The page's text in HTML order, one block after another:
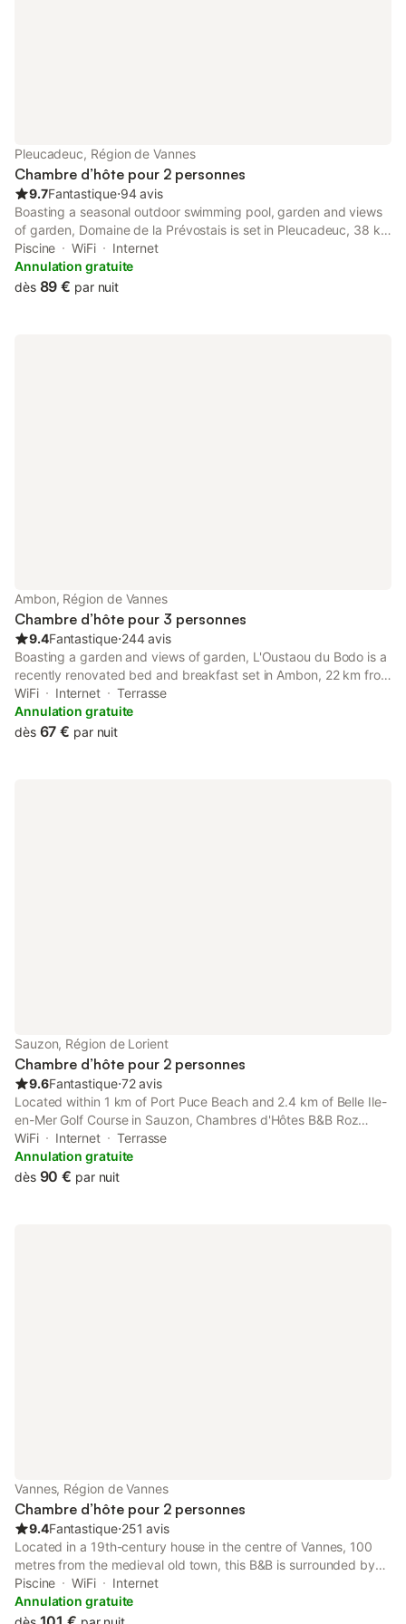
Pleucadeuc, Région de Vannes
Chambre d’hôte pour 2 personnes
9.7Fantastique⋅94 avis
Boasting a seasonal outdoor swimming pool, garden and views
of garden, Domaine de la Prévostais is set in Pleucadeuc, 38 km
from Vannes Train Station.
Piscine WiFi
Internet
Annulation gratuite
dès 89 € par nuit
Ambon, Région de Vannes
Chambre d’hôte pour 3 personnes
9.4Fantastique⋅244 avis
Boasting a garden and views of garden, L'Oustaou du Bodo is a
recently renovated bed and breakfast set in Ambon, 22 km from
Vannes Marina. Featuring a shared kitchen, this property also
provides guests with a picnic area.
WiFi Internet
Terrasse
Annulation gratuite
dès 67 € par nuit
Sauzon, Région de Lorient
Chambre d’hôte pour 2 personnes
9.6Fantastique⋅72 avis
Located within 1 km of Port Puce Beach and 2.4 km of Belle Ile-
en-Mer Golf Course in Sauzon, Chambres d'Hôtes B&B Roz
Rozenn offers accommodation with seating area. Featuring a
shared kitchen, this property also provides guests with a picnic
area.
WiFi Internet
Terrasse
Annulation gratuite
dès 90 € par nuit
Vannes, Région de Vannes
Chambre d’hôte pour 2 personnes
9.4Fantastique⋅251 avis
Located in a 19th-century house in the centre of Vannes, 100
metres from the medieval old town, this B&B is surrounded by
gardens and offers a spa. Vannes SNCF Train Station is located
1.5 km away. Free WiFi is available throughout the property.
Piscine WiFi
Internet
Annulation gratuite